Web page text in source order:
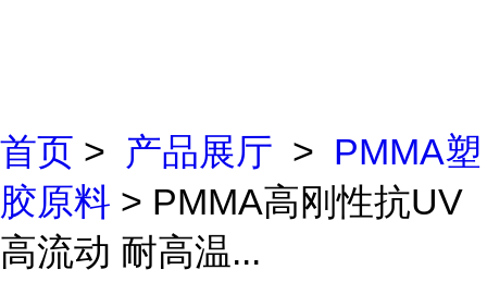
首页 > 产品展厅 > PMMA塑
胶原料 > PMMA高刚性抗UV
高流动 耐高温...